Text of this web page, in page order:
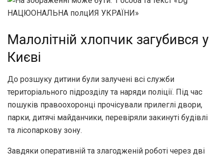
Малолітній хлопчик загубився у
Києві
До розшуку дитини були залучені всі служби
територіального підрозділу та наряди поліції. Під час
пошуків правоохоронці прочісували прилеглі двори,
парки, дитячі майданчики, перевіряли закинуті будівлі
та лісопаркову зону.
Завдяки оперативній та злагодженій роботі через дві